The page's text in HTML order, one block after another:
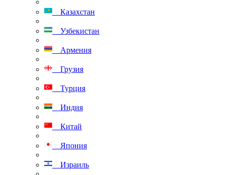
Казахстан
Узбекистан
Армения
Грузия
Турция
Индия
Китай
Япония
Израиль